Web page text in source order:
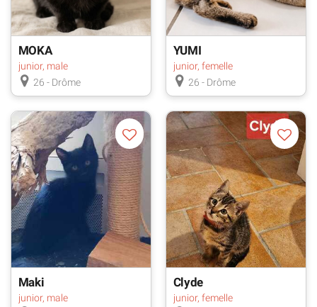
MOKA
junior, male
26 - Drôme
YUMI
junior, femelle
26 - Drôme
Maki
junior, male
Clyde
junior, femelle